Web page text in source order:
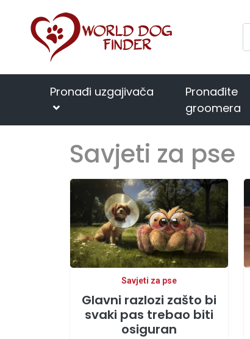
Pronađi uzgajivača
Pronađite
groomera
Savjeti za pse
Savjeti za pse
Glavni razlozi zašto bi
svaki pas trebao biti
osiguran